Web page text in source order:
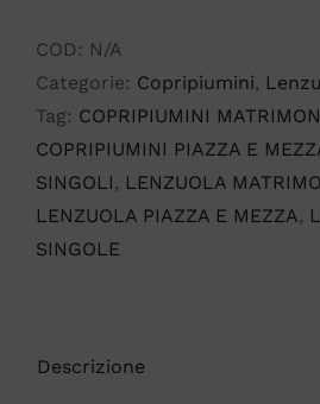
quantità
COD: N/A
Categorie: Copripiumini,
Tag: COPRIPIUMINI
COPRIPIUMINI PIAZZA E
SINGOLI, LENZUOLA
LENZUOLA PIAZZA E MEZZA,
SINGOLE
Descrizione